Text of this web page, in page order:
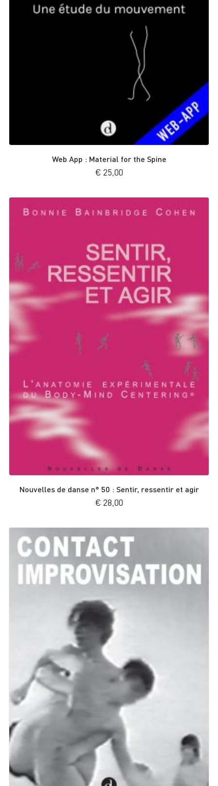
Web App : Material for the Spine
€ 25,00
Nouvelles de danse n° 50 : Sentir, ressentir et agir
€ 28,00